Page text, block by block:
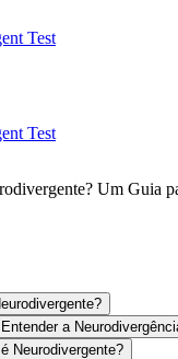
Test
Test
Um Guia
a
Neurodivergente?